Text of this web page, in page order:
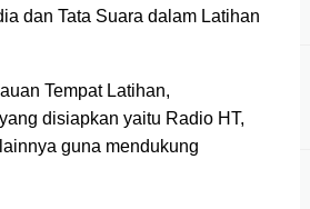
dan Tata Suara dalam Latihan
Tempat Latihan,
disiapkan yaitu Radio HT,
guna mendukung